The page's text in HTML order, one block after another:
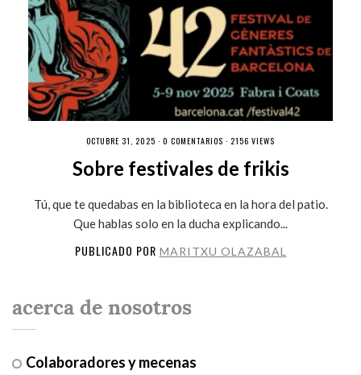
OCTUBRE 31, 2025 · 0 COMENTARIOS · 2156 VIEWS
Sobre festivales de frikis
Tú, que te quedabas en la biblioteca en la hora del patio.
Que hablas solo en la ducha explicando...
PUBLICADO POR MARITXU OLAZABAL
acerca de nosotros
Colaboradores y mecenas